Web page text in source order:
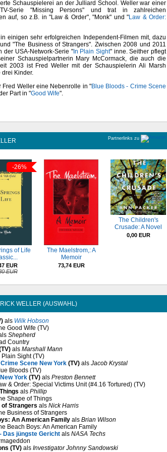
Schauspielerei an der Julliard School. Weller war einer
Serie "Missing Persons" und trat in zahlreichen
auf, so z.B. in "Law & Order", "Monk" und "Law & Order:
einigen sehr erfolgreichen Independent-Filmen mit, dazu
"The Business of Strangers". Zwischen 2008 und 2011
der USA-Network-Serie "In Plain Sight" inne. Seither pflegt
Schauspielpartnerin Mary McCormack, die auch die
2003 ist Fred Weller mit der Schauspielerin Ali Marsh
drei Kinder.
Weller eine Nebenrolle in "Blue Bloods - Crime Scene
Part in "Good Wife".
Partnerlinks zu
-26%
of Life
EUR
EUR
The Maelstrom,: A
Memoir
73,74 EUR
The Children's
Crusade: A Novel
0,00 EUR
WELLER (AUSWAHL)
als Wilk Hobson
Good Wife (TV)
Shepherd
Country
als Marshall Mann
Sight (TV)
Scene New York (TV) als Jacob Krystal
Bloods (TV)
York (TV) als Preston Bennett
& Order: Special Victims Unit (#4.16 Tortured) (TV)
als Phillip
Shape of Things
Strangers als Nick Harris
Business of Strangers
An American Family als Brian Wilson
Beach Boys: An American Family
Das jüngste Gericht als NASA Techs
(TV) als Investigator Johnny Sandowski